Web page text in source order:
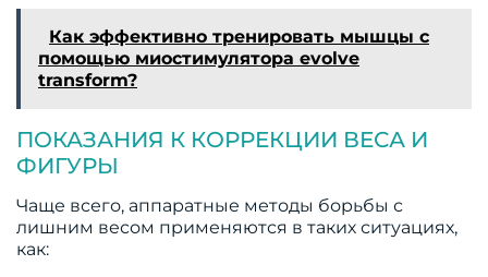
Как эффективно тренировать мышцы с
помощью миостимулятора evolve
transform?
ПОКАЗАНИЯ К КОРРЕКЦИИ ВЕСА И
ФИГУРЫ
Чаще всего, аппаратные методы борьбы с
лишним весом применяются в таких ситуациях,
как: